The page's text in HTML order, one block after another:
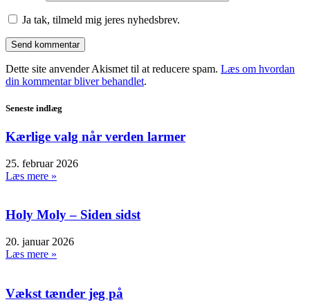
Ja tak, tilmeld mig jeres nyhedsbrev.
Dette site anvender Akismet til at reducere spam. Læs om hvordan
din kommentar bliver behandlet.
Seneste indlæg
Kærlige valg når verden larmer
25. februar 2026
Læs mere »
Holy Moly – Siden sidst
20. januar 2026
Læs mere »
Vækst tænder jeg på